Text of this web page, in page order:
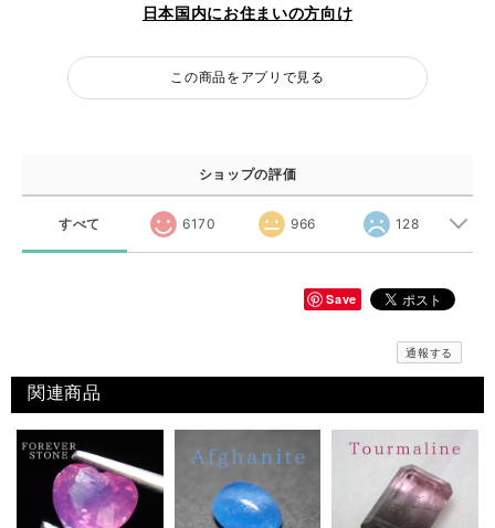
日本国内にお住まいの方向け
この商品をアプリで見る
ショップの評価
すべて 6170 966 128
Save
通報する
関連商品